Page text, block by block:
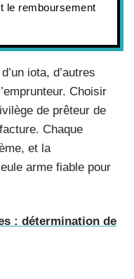
le remboursement
iota, d’autres
Choisir
de prêteur de
Chaque
et la
arme fiable pour
: détermination de